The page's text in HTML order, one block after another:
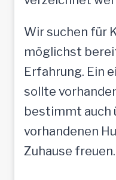
Wir suchen für
möglichst
Erfahrung. Ein
sollte
bestimmt auch
vorhandenen
Zuhause freuen.